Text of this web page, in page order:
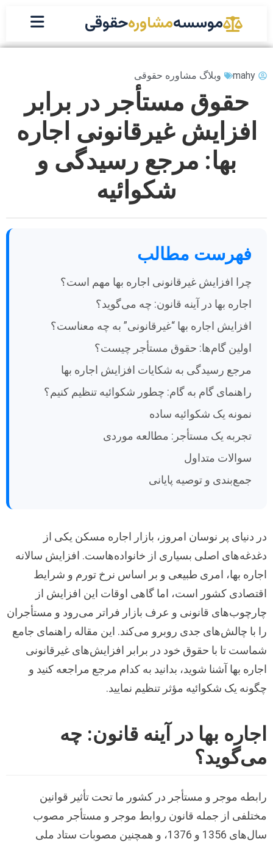
موسسهمشاورهحقوقی
mahy وبلاگ مشاوره حقوقی
حقوق مستأجر در برابر
افزایش غیرقانونی اجاره
بها: مرجع رسیدگی و
شکوائیه
فهرست مطالب
چرا افزایش غیرقانونی اجاره بها مهم است؟
اجاره بها در آینه قانون: چه می‌گوید؟
افزایش اجاره بها “غیرقانونی” به چه معناست؟
اولین گام‌ها: حقوق مستأجر چیست؟
مرجع رسیدگی به شکایات افزایش اجاره بها
راهنمای گام به گام: چطور شکوائیه تنظیم کنیم؟
نمونه یک شکوائیه ساده
تجربه یک مستأجر: مطالعه موردی
سوالات متداول
جمع‌بندی و توصیه پایانی
در دنیای پر نوسان امروز، بازار اجاره مسکن یکی از
دغدغه‌های اصلی بسیاری از خانواده‌هاست. افزایش سالانه
اجاره بها، امری طبیعی و بر اساس نرخ تورم و شرایط
اقتصادی کشور است، اما گاهی اوقات این افزایش از
چارچوب‌های قانونی و عرف بازار فراتر می‌رود و مستأجران
را با چالش‌های جدی روبرو می‌کند. این مقاله راهنمای جامع
شماست تا با حقوق خود در برابر افزایش‌های غیرقانونی
اجاره بها آشنا شوید، بدانید به کدام مرجع مراجعه کنید و
چگونه یک شکوائیه مؤثر تنظیم نمایید.
اجاره بها در آینه قانون: چه
می‌گوید؟
رابطه موجر و مستأجر در کشور ما تحت تأثیر قوانین
مختلفی از جمله قانون روابط موجر و مستأجر مصوب
سال‌های 1356 و 1376، و همچنین مصوبات ستاد ملی